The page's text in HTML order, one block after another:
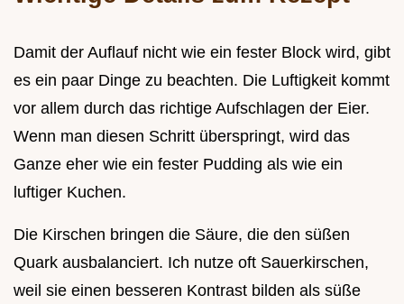
Damit der Auflauf nicht wie ein fester Block wird, gibt
es ein paar Dinge zu beachten. Die Luftigkeit kommt
vor allem durch das richtige Aufschlagen der Eier.
Wenn man diesen Schritt überspringt, wird das
Ganze eher wie ein fester Pudding als wie ein
luftiger Kuchen.
Die Kirschen bringen die Säure, die den süßen
Quark ausbalanciert. Ich nutze oft Sauerkirschen,
weil sie einen besseren Kontrast bilden als süße